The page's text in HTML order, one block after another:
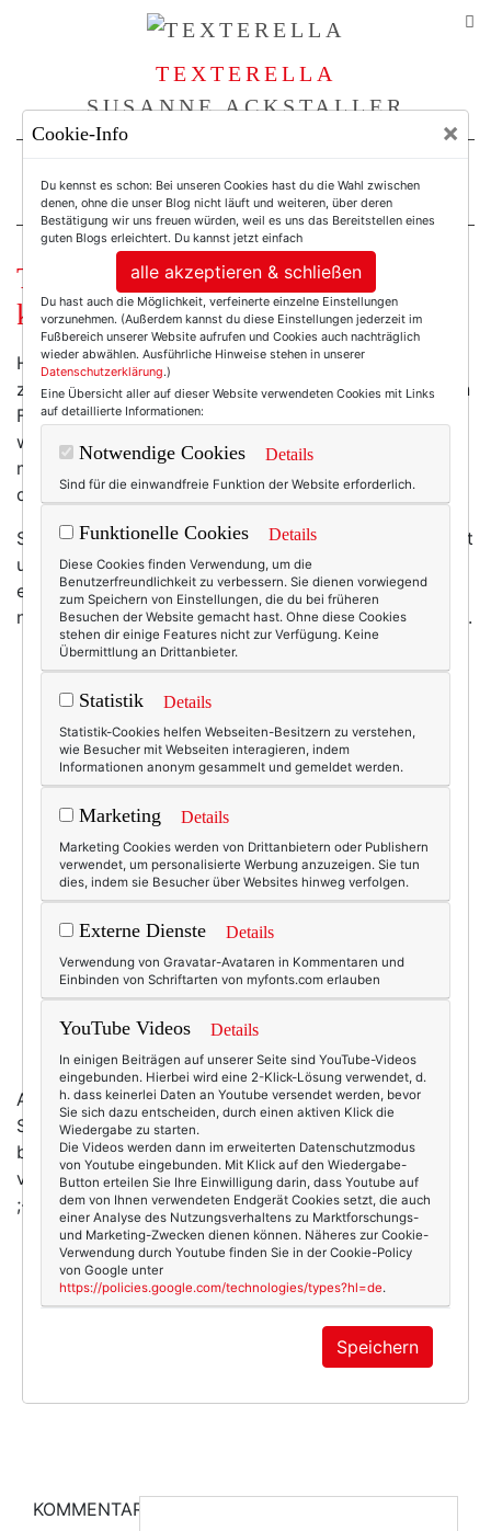
TEXTERELLA
SUSANNE ACKSTALLER
For Women. Not Girls.
The Sartorialist. Das Buch. (Wie
konnte ich nur jemals ohne!)
Heute lag es im Briefkasten: Scott Schumans
zumBlog. 400 Seiten voller Streetstyle-Fotografie von
Feinsten. 400 Seiten, die zeigen, dass Stil nur ganz
wenig mit aktuellen, kurzlebigen Modetrends oder gar
mit dem Geldbeutel zu tun hat. Und auch nicht mit
dem Alter.
Sondern dass Stil in erster Linie auf Persönlichkeit, Mut
und einem ganz großen Augenzwinkern beruht. Und
einem aufrechten Gang. Wobei das ja eigentlich nix
neues ist. Aber dennoch immer wieder schön zu sehen.
Achja, hier hatte ich schon malden ultimativen Weg
Schumanns Blog beschrieben. Und wenn ihr ihm dann
begegnet und er die Kamera auf euch richtet - nicht
vergessen: Immer schön die Schultern zurücknehmen.
;-))
3345
0
29.12.2009
KOMMENTAR
Cookie-Info ×
Du kennst es schon: Bei unseren Cookies hast du die Wahl zwischen
denen, ohne die unser Blog nicht läuft und weiteren, über deren
Bestätigung wir uns freuen würden, weil es uns das Bereitstellen eines
guten Blogs erleichtert. Du kannst jetzt einfach
alle akzeptieren & schließen
Du hast auch die Möglichkeit, verfeinerte einzelne Einstellungen
vorzunehmen. (Außerdem kannst du diese Einstellungen jederzeit im
Fußbereich unserer Website aufrufen und Cookies auch nachträglich
wieder abwählen. Ausführliche Hinweise stehen in unserer
Datenschutzerklärung.)
Eine Übersicht aller auf dieser Website verwendeten Cookies mit Links
auf detaillierte Informationen:
Notwendige Cookies Details
Sind für die einwandfreie Funktion der Website erforderlich.
Funktionelle Cookies Details
Diese Cookies finden Verwendung, um die
Benutzerfreundlichkeit zu verbessern. Sie dienen vorwiegend
zum Speichern von Einstellungen, die du bei früheren
Besuchen der Website gemacht hast. Ohne diese Cookies
stehen dir einige Features nicht zur Verfügung. Keine
Übermittlung an Drittanbieter.
Statistik Details
Statistik-Cookies helfen Webseiten-Besitzern zu verstehen,
wie Besucher mit Webseiten interagieren, indem
Informationen anonym gesammelt und gemeldet werden.
Marketing Details
Marketing Cookies werden von Drittanbietern oder Publishern
verwendet, um personalisierte Werbung anzuzeigen. Sie tun
dies, indem sie Besucher über Websites hinweg verfolgen.
Externe Dienste Details
Verwendung von Gravatar-Avataren in Kommentaren und
Einbinden von Schriftarten von myfonts.com erlauben
YouTube Videos Details
In einigen Beiträgen auf unserer Seite sind YouTube-Videos
eingebunden. Hierbei wird eine 2-Klick-Lösung verwendet, d.
h. dass keinerlei Daten an Youtube versendet werden, bevor
Sie sich dazu entscheiden, durch einen aktiven Klick die
Wiedergabe zu starten.
Die Videos werden dann im erweiterten Datenschutzmodus
von Youtube eingebunden. Mit Klick auf den Wiedergabe-
Button erteilen Sie Ihre Einwilligung darin, dass Youtube auf
dem von Ihnen verwendeten Endgerät Cookies setzt, die auch
einer Analyse des Nutzungsverhaltens zu Marktforschungs-
und Marketing-Zwecken dienen können. Näheres zur Cookie-
Verwendung durch Youtube finden Sie in der Cookie-Policy
von Google unter
https://policies.google.com/technologies/types?hl=de.
Speichern